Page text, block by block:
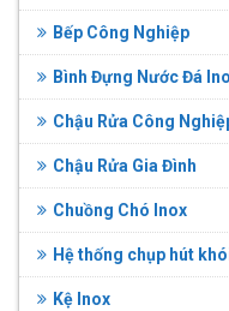
Bếp Công Nghiệp
Bình Đựng Nước Đá
Chậu Rửa Công
Chậu Rửa Gia Đình
Chuồng Chó Inox
Hệ thống chụp hút
Kệ Inox